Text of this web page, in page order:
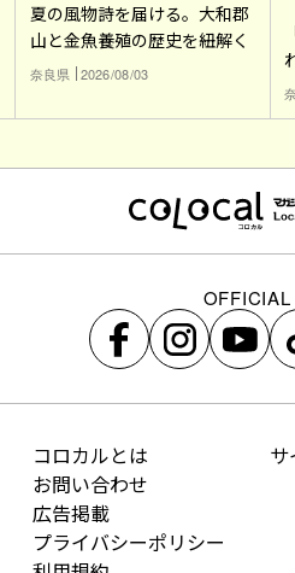
夏の風物詩を届ける。大和郡
山と金魚養殖の歴史を紐解く
奈良県 2026/08/03
コロカルとは
お問い合わせ
広告掲載
プライバシーポリシー